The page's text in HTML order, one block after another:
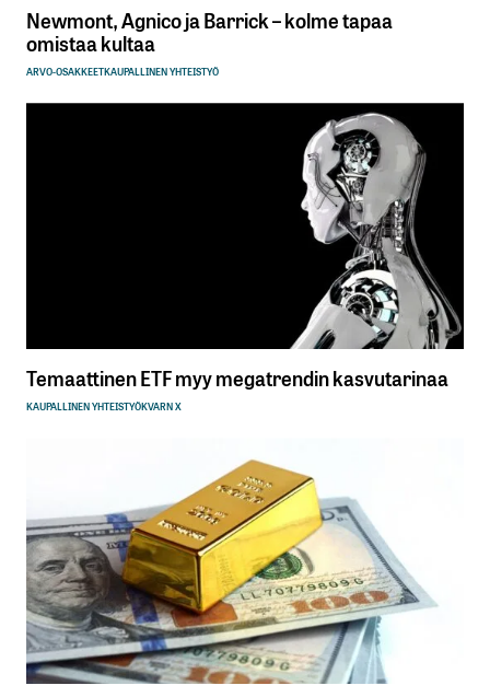
Newmont, Agnico ja Barrick – kolme tapaa
omistaa kultaa
ARVO-OSAKKEETKAUPALLINEN YHTEISTYÖ
Temaattinen ETF myy megatrendin kasvutarinaa
KAUPALLINEN YHTEISTYÖKVARN X